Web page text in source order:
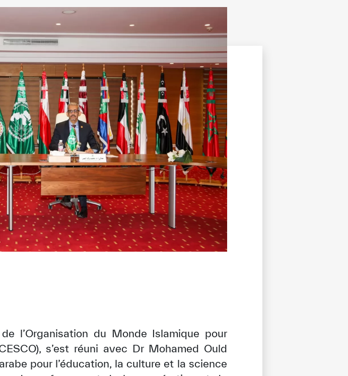
l’Organisation du Monde Islamique pour
s’est réuni avec Dr Mohamed Ould
pour l’éducation, la culture et la science